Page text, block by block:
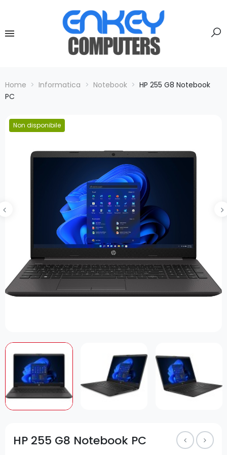
Home Informatica Notebook
HP 255 G8 Notebook
PC
Non disponibile
HP 255 G8 Notebook PC